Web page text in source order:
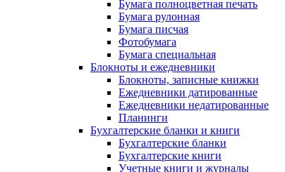
Бумага полноцветная печать
Бумага рулонная
Бумага писчая
Фотобумага
Бумага специальная
Блокноты и ежедневники
Блокноты, записные книжки
Ежедневники датированные
Ежедневники недатированные
Планинги
Бухгалтерские бланки и книги
Бухгалтерские бланки
Бухгалтерские книги
Учетные книги и журналы